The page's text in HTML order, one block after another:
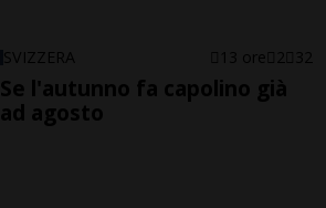
SVIZZERA 13 ore 2 32
Se l'autunno fa capolino già
ad agosto